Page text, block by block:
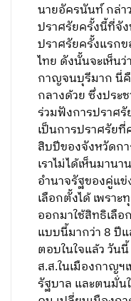
นายอัครนันท์ กล่า
ปราศรัยครั้งนี้ที่จั
ปราศรัยครั้งแรก
ไทย ดังนั้นจะเห็น
กาญจนบุรีมาก นี่
กลางด้วย ซึ่งประ
ร่วมฟังการปราศรั
เป็นการปราศรัย
สิบปีของจังหวัด
เราไม่ได้เห็นมาน
อำนาจรัฐของคู่แข่
เลือกตั้งได้ เพรา
ออกมาใช้สิทธิเลื
แบบนี้มากว่า 8 ปี
ตอบในใจแล้ว วัน
ส.ส.ในเมืองกาญ
รัฐบาล และตนมั่น